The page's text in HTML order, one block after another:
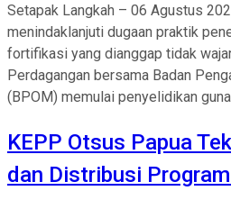
Setapak Langkah – 06 Agustus
menindaklanjuti dugaan praktik
fortifikasi yang dianggap tidak
Perdagangan bersama Badan
(BPOM) memulai penyelidikan
KEPP Otsus Papua
dan Distribusi